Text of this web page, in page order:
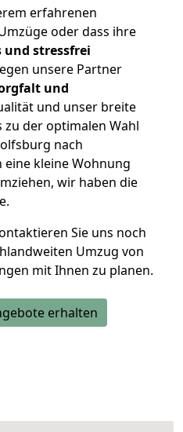
erfahrenen
oder dass ihre
und stressfrei
unsere Partner
und
und unser breite
zu der optimalen Wahl
nach
eine kleine Wohnung
wir haben die
Sie uns noch
Umzug von
mit Ihnen zu planen.
erhalten